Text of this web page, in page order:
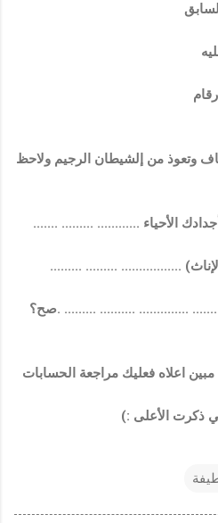
وتعوذ من إلشيطان الرجيم ولاحظ
الأحياء ............ ......... .......
................. ......... .........
.............. .......... ......... .صح؟
اعلاه فعليك مراجعة الحسابات
ذكرت الأعلى :)